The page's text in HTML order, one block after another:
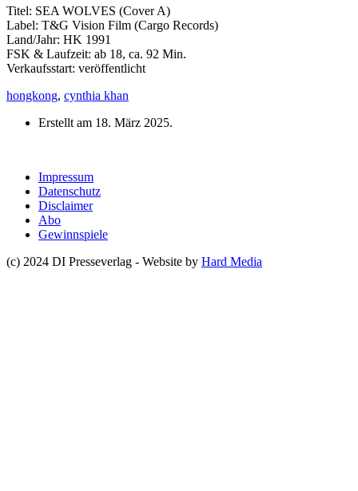
Titel: SEA WOLVES (Cover A)
Label: T&G Vision Film (Cargo Records)
Land/Jahr: HK 1991
FSK & Laufzeit: ab 18, ca. 92 Min.
Verkaufsstart: veröffentlicht
hongkong, cynthia khan
Erstellt am 18. März 2025.
Impressum
Datenschutz
Disclaimer
Abo
Gewinnspiele
(c) 2024 DI Presseverlag - Website by Hard Media